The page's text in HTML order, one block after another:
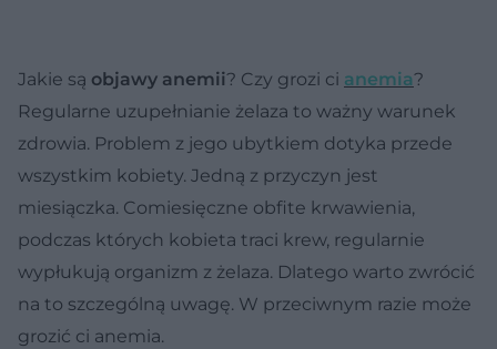
Jakie są objawy anemii? Czy grozi ci anemia?
Regularne uzupełnianie żelaza to ważny warunek
zdrowia. Problem z jego ubytkiem dotyka przede
wszystkim kobiety. Jedną z przyczyn jest
miesiączka. Comiesięczne obfite krwawienia,
podczas których kobieta traci krew, regularnie
wypłukują organizm z żelaza. Dlatego warto zwrócić
na to szczególną uwagę. W przeciwnym razie może
grozić ci anemia.